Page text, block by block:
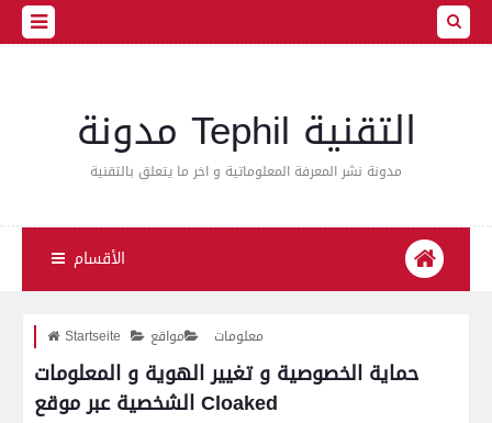
مدونة Tephil التقنية
مدونة نشر المعرفة المعلوماتية و اخر ما يتعلق بالتقنية
الأقسام
Startseite معلومات مواقع
حماية الخصوصية و تغيير الهوية و المعلومات
الشخصية عبر موقع Cloaked